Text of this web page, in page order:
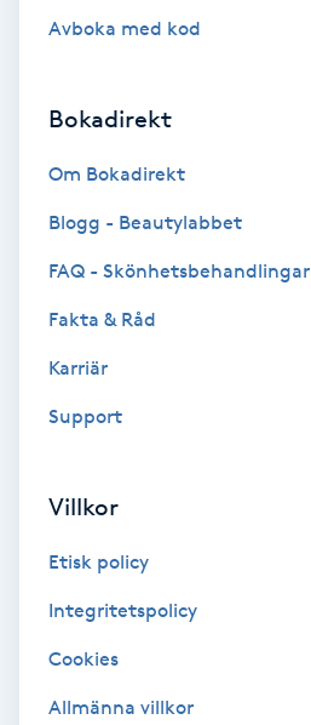
Coachning
Cryoterapi
Damklippning
Dermapen
Diamantslipning
Extensions
Avboka med kod
Bokadirekt
Om Bokadirekt
Blogg - Beautylabbet
FAQ - Skönhetsbehandlingar
Fakta & Råd
Karriär
Support
Villkor
Etisk policy
Integritetspolicy
Cookies
Allmänna villkor